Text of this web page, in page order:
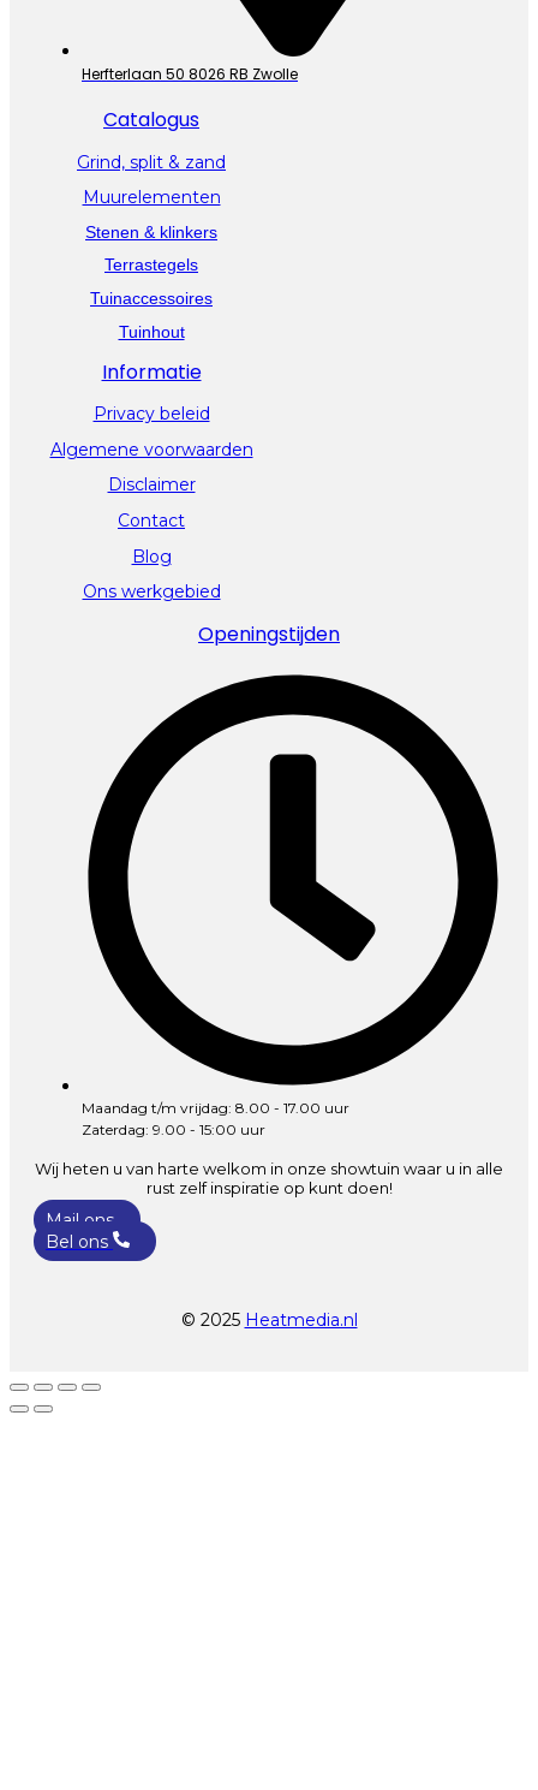
Herfterlaan 50 8026 RB Zwolle
Catalogus
Grind, split & zand
Muurelementen
Stenen & klinkers
Terrastegels
Tuinaccessoires
Tuinhout
Informatie
Privacy beleid
Algemene voorwaarden
Disclaimer
Contact
Blog
Ons werkgebied
Openingstijden
Maandag t/m vrijdag: 8.00 - 17.00 uur
Zaterdag: 9.00 - 15:00 uur
Wij heten u van harte welkom in onze showtuin waar u in alle
rust zelf inspiratie op kunt doen!
Mail ons
Bel ons
© 2025 Heatmedia.nl